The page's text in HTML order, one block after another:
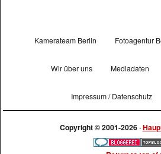
Kamerateam Berlin Fotoagentur
Wir über uns Mediadaten
Impressum / Datenschutz
Copyright © 2001-2026 ·